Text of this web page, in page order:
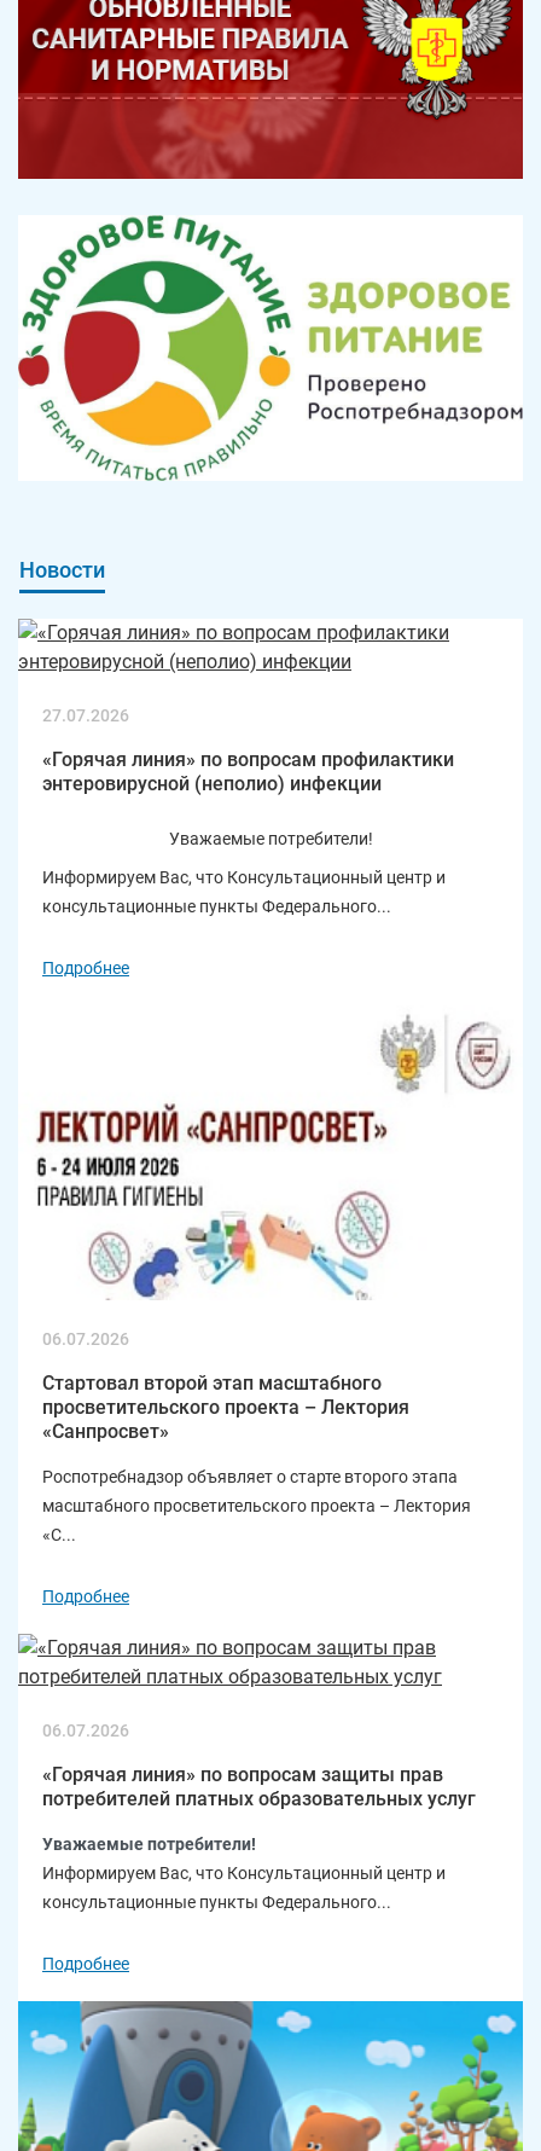
Новости
27.07.2026
«Горячая линия» по вопросам профилактики
энтеровирусной (неполио) инфекции
Уважаемые потребители!
Информируем Вас, что Консультационный центр и
консультационные пункты Федерального...
Подробнее
06.07.2026
Стартовал второй этап масштабного
просветительского проекта – Лектория
«Санпросвет»
Роспотребнадзор объявляет о старте второго этапа
масштабного просветительского проекта – Лектория
«С...
Подробнее
06.07.2026
«Горячая линия» по вопросам защиты прав
потребителей платных образовательных услуг
Уважаемые потребители!
Информируем Вас, что Консультационный центр и
консультационные пункты Федерального...
Подробнее